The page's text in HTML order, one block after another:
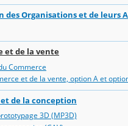
des Organisations et de leurs
et de la vente
Commerce
et de la vente, option A et
de la conception
3D (MP3D)